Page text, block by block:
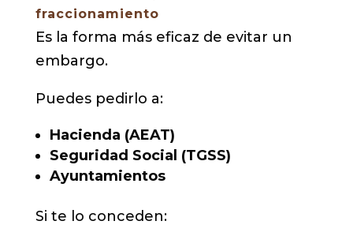
fraccionamiento
Es la forma más eficaz de evitar un
embargo.
Puedes pedirlo a:
Hacienda (AEAT)
Seguridad Social (TGSS)
Ayuntamientos
Si te lo conceden: